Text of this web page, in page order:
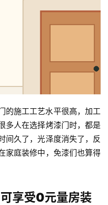
的施工工艺水平很高，加工
多人在选择烤漆门时，都是
间久了，光泽度消失了，反
家庭装修中，免漆们也算得
享受0元量房装